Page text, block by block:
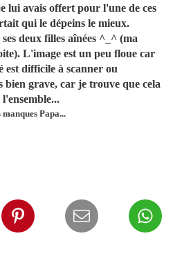
lui avais offert pour l'une de ces
qui le dépeins le mieux.
deux filles aînées ^_^ (ma
L'image est un peu floue car
est difficile à scanner ou
bien grave, car je trouve que cela
manques Papa...